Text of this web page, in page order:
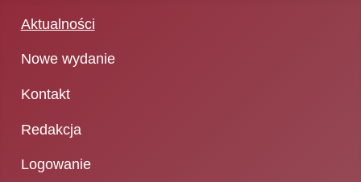
Aktualności
Nowe wydanie
Kontakt
Redakcja
Logowanie